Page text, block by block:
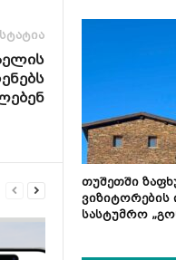
თუშეთში
ვიზიტორების
სასტუმრო